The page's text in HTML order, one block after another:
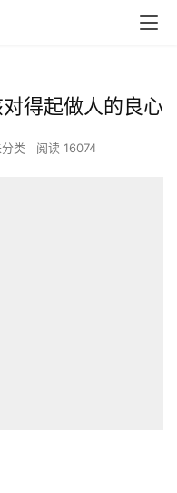
得起做人的良心
类 阅读 16074